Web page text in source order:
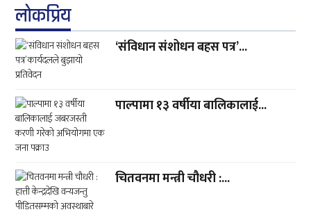
लाेकप्रिय
‘संविधान संशोधन बहस पत्र’...
पाल्पामा १३ वर्षीया बालिकालाई...
चितवनमा मन्त्री चौधरी :...